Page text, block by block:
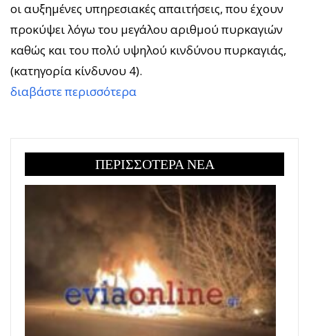
οι αυξημένες υπηρεσιακές απαιτήσεις, που έχουν
προκύψει λόγω του μεγάλου αριθμού πυρκαγιών
καθώς και του πολύ υψηλού κινδύνου πυρκαγιάς,
(κατηγορία κίνδυνου 4).
διαβάστε περισσότερα
ΠΕΡΙΣΣΟΤΕΡΑ ΝΕΑ